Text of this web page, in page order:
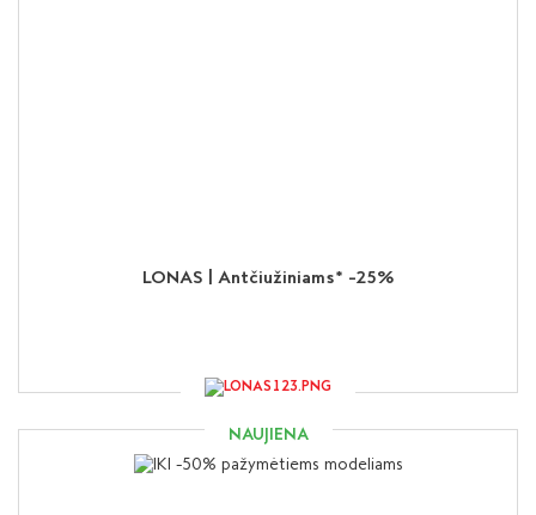
LONAS | Antčiužiniams* -25%
NAUJIENA